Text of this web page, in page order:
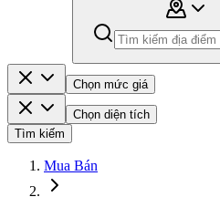
Chọn mức giá
Chọn diện tích
Tìm kiếm
Mua Bán